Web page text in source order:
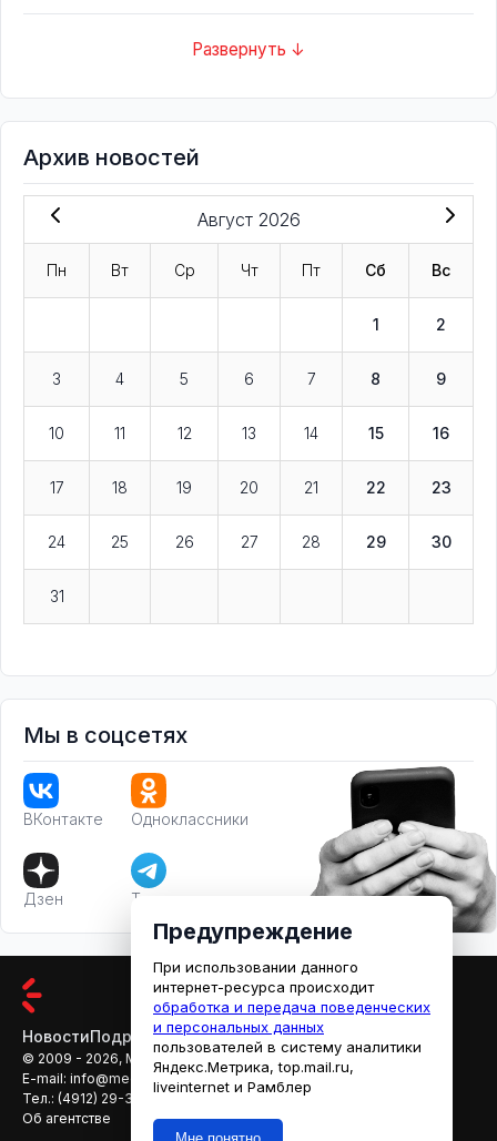
Развернуть ↓
Архив новостей
Август 2026
Пн Вт Ср Чт Пт Сб Вс
1 2
3 4 5 6 7 8 9
10 11 12 13 14 15 16
17 18 19 20 21 22 23
24 25 26 27 28 29 30
31
Мы в соцсетях
ВКонтакте Одноклассники
Дзен Телеграм
НовостиПодробностиАфишаКино
© 2009 - 2026, МЕДИАРЯЗАНЬ
E-mail: info@mediaryazan.ru
reklama@mediaryazan.ru
Тел.: (4912) 29-33-66
Об агентстве
Предупреждение
При использовании данного
интернет-ресурса происходит
обработка и передача поведенческих
и персональных данных
пользователей в систему аналитики
Яндекс.Метрика, top.mail.ru,
liveinternet и Рамблер